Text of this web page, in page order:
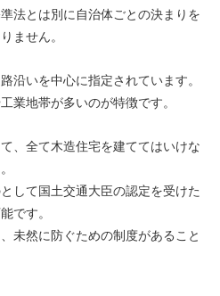
法とは別に自治体ごとの決まりを
ません。
沿いを中心に指定されています。
業地帯が多いのが特徴です。
、全て木造住宅を建ててはいけな
して国土交通大臣の認定を受けた
です。
未然に防ぐための制度があること